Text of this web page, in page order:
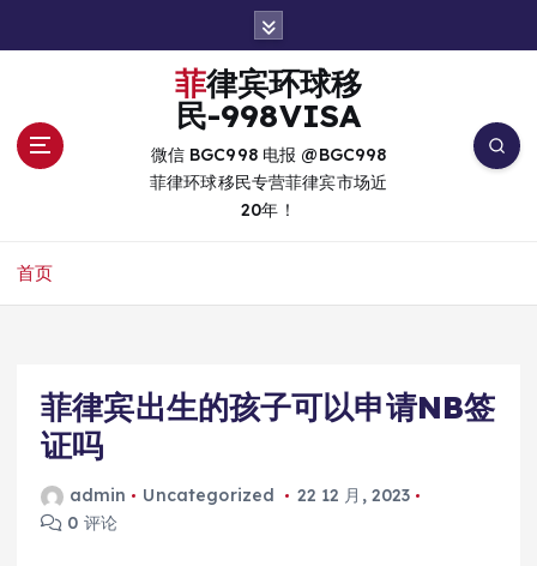
菲律宾环球移
民-998VISA
微信 BGC998 电报 @BGC998
菲律环球移民专营菲律宾市场近
20年！
首页
菲律宾出生的孩子可以申请NB签
证吗
admin Uncategorized
22 12 月, 2023
0 评论